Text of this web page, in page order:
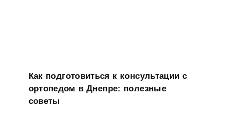
Как подготовиться к консультации с
ортопедом в Днепре: полезные
советы